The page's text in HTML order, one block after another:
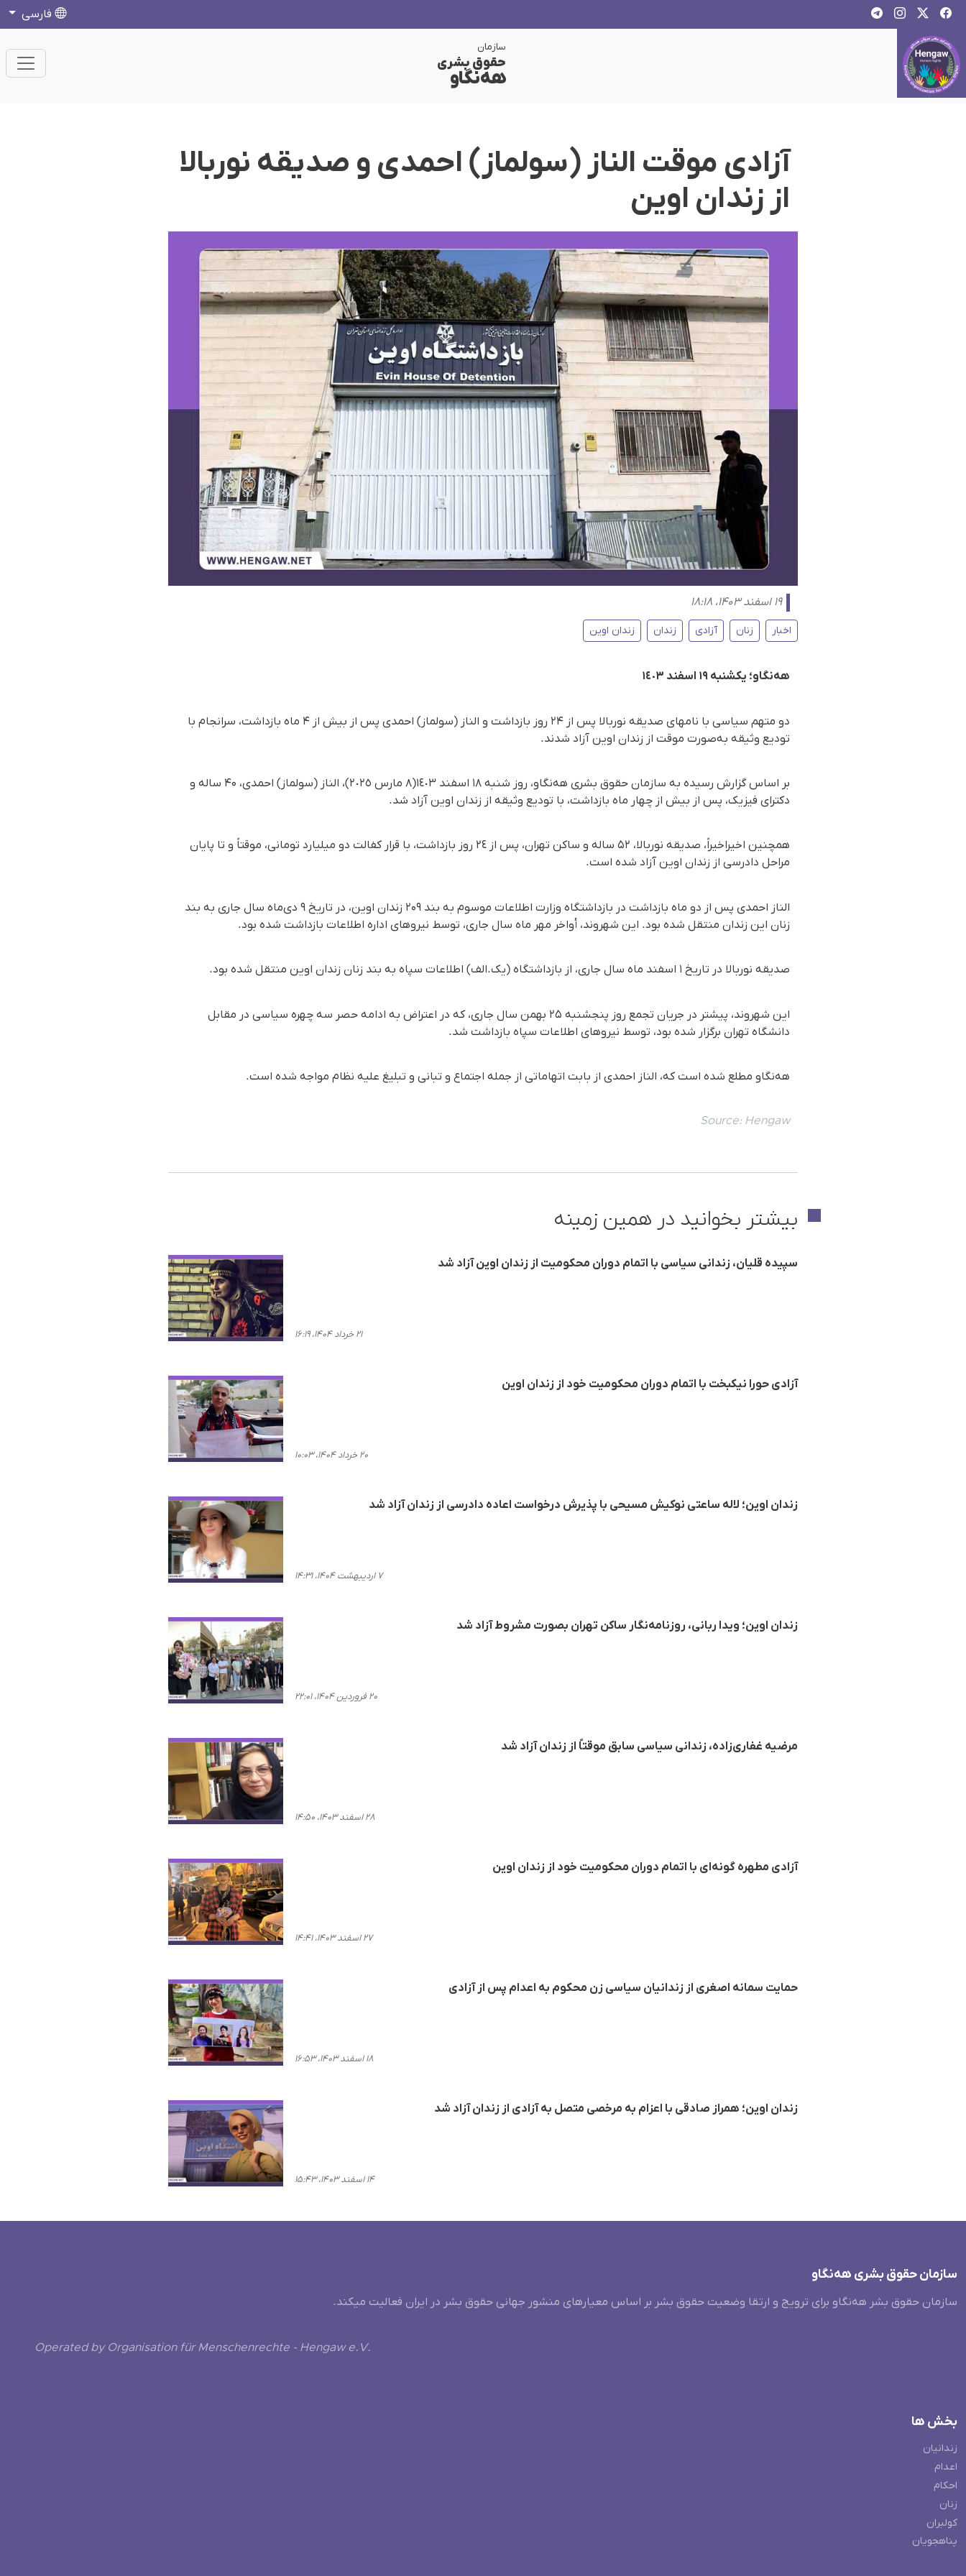
فارسی
سازمان
حقوق بشری
هەنگاو
آزادی موقت الناز (سولماز) احمدی و صدیقه نوربالا
از زندان اوین
۱۹ اسفند ۱۴۰۳، ۱۸:۱۸
اخبار زنان آزادی زندان زندان اوین
هەنگاو؛ یکشنبە ١٩ اسفند ١٤٠٣
دو متهم سیاسی با نامهای صدیقه نوربالا پس از ۲۴ روز بازداشت و الناز (سولماز) احمدی پس از بیش از ۴ ماه بازداشت، سرانجام با
تودیع وثیقه به‌صورت موقت از زندان اوین آزاد شدند.
بر اساس گزارش رسیده به سازمان حقوق بشری هه‌نگاو، روز شنبە ١٨ اسفند ١٤٠٣(٨ مارس ٢٠٢٥)، الناز (سولماز) احمدی، ۴۰ ساله و
دکترای فیزیک، پس از بیش از چهار ماه بازداشت، با تودیع وثیقه از زندان اوین آزاد شد.
همچنین اخیراخیراً، صدیقه نوربالا، ۵۲ ساله و ساکن تهران، پس از ٢٤ روز بازداشت، با قرار کفالت دو میلیارد تومانی، موقتاً و تا پایان
مراحل دادرسی از زندان اوین آزاد شدە است.
الناز احمدی پس از دو ماه بازداشت در بازداشتگاه وزارت اطلاعات موسوم به بند ۲۰۹ زندان اوین، در تاریخ ۹ دی‌ماه سال جاری به بند
زنان این زندان منتقل شده بود. این شهروند، أواخر مهر ماه سال جاری، توسط نیروهای ادارە اطلاعات بازداشت شدە بود.
صدیقه نوربالا در تاریخ ۱ اسفند ماه سال جاری، از بازداشتگاه (یک.الف) اطلاعات سپاه به بند زنان زندان اوین منتقل شده بود.
این شهروند، پیشتر در جریان تجمع روز پنجشنبه ۲۵ بهمن سال جاری، که در اعتراض به ادامه حصر سه چهره سیاسی در مقابل
دانشگاه تهران برگزار شده بود، توسط نیروهای اطلاعات سپاه بازداشت شد.
هه‌نگاو مطلع شده است که، الناز احمدی از بابت اتهاماتی از جمله اجتماع و تبانی و تبلیغ علیه نظام مواجه شده است.
Source: Hengaw
بیشتر بخوانید در همین زمینه
سپیده قلیان، زندانی سیاسی با اتمام دوران محکومیت از زندان اوین آزاد شد
۲۱ خرداد ۱۴۰۴، ۱۶:۱۹
آزادی حورا نیکبخت با اتمام دوران محکومیت خود از زندان اوین
۲۰ خرداد ۱۴۰۴، ۱۰:۰۳
زندان اوین؛ لاله ساعتی نوکیش مسیحی با پذیرش درخواست اعاده دادرسی از زندان آزاد شد
۷ اردیبهشت ۱۴۰۴، ۱۴:۳۱
زندان اوین؛ ویدا ربانی، روزنامه‌نگار ساکن تهران بصورت مشروط آزاد شد
۲۰ فروردین ۱۴۰۴، ۲۲:۰۱
مرضیه غفاری‌زاده، زندانی سیاسی سابق موقتاً از زندان آزاد شد
۲۸ اسفند ۱۴۰۳، ۱۴:۵۰
آزادی مطهره گونه‌ای با اتمام دوران محکومیت خود از زندان اوین
۲۷ اسفند ۱۴۰۳، ۱۴:۴۱
حمایت سمانه اصغری از زندانیان سیاسی زن محکوم به اعدام پس از آزادی
۱۸ اسفند ۱۴۰۳، ۱۶:۵۳
زندان اوین؛ همراز صادقی با اعزام به مرخصی متصل به آزادی از زندان آزاد شد
۱۴ اسفند ۱۴۰۳، ۱۵:۴۳
سازمان حقوق بشری هەنگاو
سازمان حقوق بشر هه‌نگاو برای ترویج و ارتقا وضعیت حقوق بشر بر اساس معیارهای منشور جهانی حقوق بشر در ایران فعالیت میکند.
Operated by Organisation für Menschenrechte - Hengaw e.V.
بخش ها
زندانیان
اعدام
احکام
زنان
کولبران
پناهجویان